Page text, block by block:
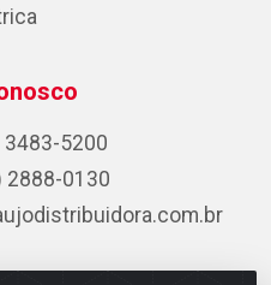
3483-5200
2888-0130